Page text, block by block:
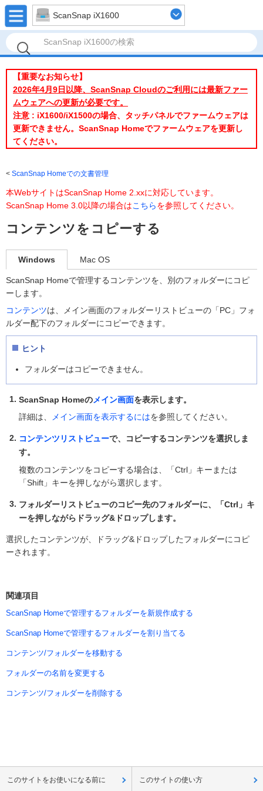
ScanSnap iX1600
【重要なお知らせ】
2026年4月9日以降、ScanSnap Cloudのご利用には最新ファー
ムウェアへの更新が必要です。
注意 : iX1600/iX1500の場合、タッチパネルでファームウェアは
更新できません。ScanSnap Homeでファームウェアを更新し
てください。
ScanSnap Homeでの文書管理
本WebサイトはScanSnap Home 2.xxに対応しています。
ScanSnap Home 3.0以降の場合はこちらを参照してください。
コンテンツをコピーする
Windows
ScanSnap Homeで管理するコンテンツを、別のフォルダーにコピ
ーします。
コンテンツは、メイン画面のフォルダーリストビューの「PC」フォ
ルダー配下のフォルダーにコピーできます。
ヒント
フォルダーはコピーできません。
ScanSnap Homeのメイン画面を表示します。
詳細は、
メイン画面を表示するにはを参照してください。
コンテンツリストビューで、コピーするコンテンツを選択しま
す。
複数のコンテンツをコピーする場合は、「Ctrl」キーまたは
「Shift」キーを押しながら選択します。
フォルダーリストビューのコピー先のフォルダーに、「Ctrl」キ
ーを押しながらドラッグ&ドロップします。
選択したコンテンツが、ドラッグ&ドロップしたフォルダーにコピ
ーされます。
Mac OS
関連項目
ScanSnap Homeで管理するフォルダーを新規作成する
ScanSnap Homeで管理するフォルダーを割り当てる
コンテンツ/フォルダーを移動する
フォルダーの名前を変更する
コンテンツ/フォルダーを削除する
このサイトをお使いになる前に このサイトの使い方